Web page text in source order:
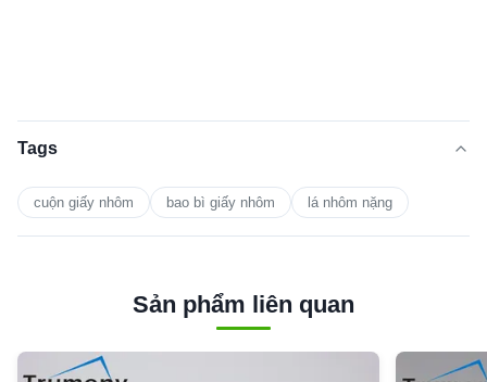
Tags
cuộn giấy nhôm bao bì giấy nhôm lá nhôm nặng
Sản phẩm liên quan